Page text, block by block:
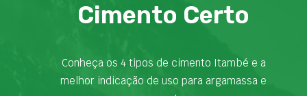
Cimento Certo
Conheça os 4 tipos de cimento Itambé e a
melhor indicação de uso para argamassa e